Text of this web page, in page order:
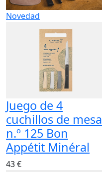
Novedad
Juego de 4
cuchillos de mesa
n.º 125 Bon
Appétit Minéral
43 €